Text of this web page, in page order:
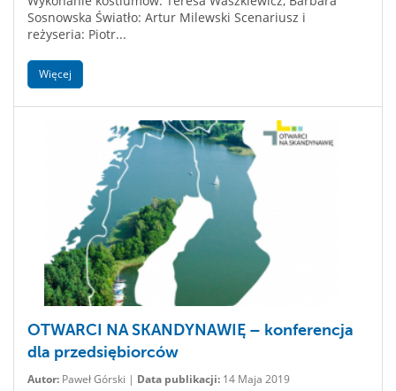
Sosnowska Światło: Artur Milewski Scenariusz i
reżyseria: Piotr...
Więcej
OTWARCI NA SKANDYNAWIĘ – konferencja
dla przedsiębiorców
Autor: Paweł Górski | Data publikacji: 14 Maja 2019